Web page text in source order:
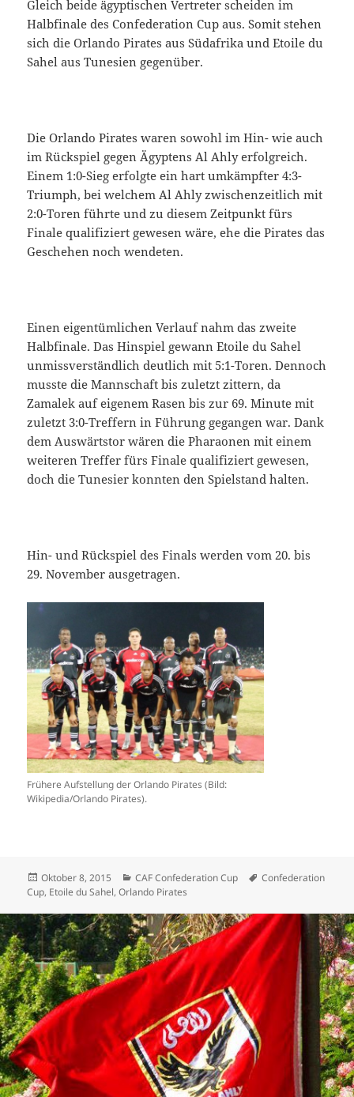
Gleich beide ägyptischen Vertreter scheiden im
Halbfinale des Confederation Cup aus. Somit stehen
sich die Orlando Pirates aus Südafrika und Etoile du
Sahel aus Tunesien gegenüber.
Die Orlando Pirates waren sowohl im Hin- wie auch
im Rückspiel gegen Ägyptens Al Ahly erfolgreich.
Einem 1:0-Sieg erfolgte ein hart umkämpfter 4:3-
Triumph, bei welchem Al Ahly zwischenzeitlich mit
2:0-Toren führte und zu diesem Zeitpunkt fürs
Finale qualifiziert gewesen wäre, ehe die Pirates das
Geschehen noch wendeten.
Einen eigentümlichen Verlauf nahm das zweite
Halbfinale. Das Hinspiel gewann Etoile du Sahel
unmissverständlich deutlich mit 5:1-Toren. Dennoch
musste die Mannschaft bis zuletzt zittern, da
Zamalek auf eigenem Rasen bis zur 69. Minute mit
zuletzt 3:0-Treffern in Führung gegangen war. Dank
dem Auswärtstor wären die Pharaonen mit einem
weiteren Treffer fürs Finale qualifiziert gewesen,
doch die Tunesier konnten den Spielstand halten.
Hin- und Rückspiel des Finals werden vom 20. bis
29. November ausgetragen.
Frühere Aufstellung der Orlando Pirates (Bild:
Wikipedia/Orlando Pirates).
Veröffentlicht
am
Oktober 8, 2015 Kategorien
CAF Confederation Cup Schlagwörter
Confederation
Cup, Etoile du Sahel,Orlando Pirates